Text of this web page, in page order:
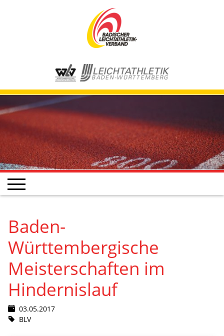
Baden-
Württembergische
Meisterschaften im
Hindernislauf
03.05.2017
BLV